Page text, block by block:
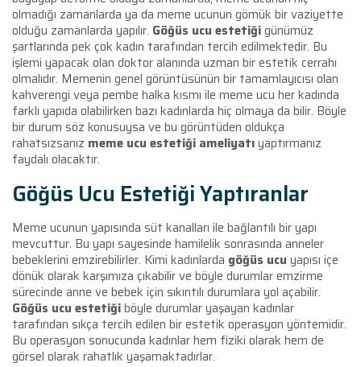
olmadığı zamanlarda ya da meme ucunun gömük bir vaziyette
olduğu zamanlarda yapılır. Göğüs ucu estetiğigünümüz
şartlarında pek çok kadın tarafından tercih edilmektedir. Bu
işlemi yapacak olan doktor alanında uzman bir estetik cerrahı
olmalıdır. Memenin genel görüntüsünün bir tamamlayıcısı olan
kahverengi veya pembe halka kısmı ile meme ucu her kadında
farklı yapıda olabilirken bazı kadınlarda hiç olmaya da bilir. Böyle
bir durum söz konusuysa ve bu görüntüden oldukça
rahatsızsanız meme ucu estetiği ameliyatıyaptırmanız
faydalı olacaktır.
Göğüs Ucu Estetiği Yaptıranlar
Meme ucunun yapısında süt kanalları ile bağlantılı bir yapı
mevcuttur. Bu yapı sayesinde hamilelik sonrasında anneler
bebeklerini emzirebilirler. Kimi kadınlarda göğüs ucu yapısı içe
dönük olarak karşımıza çıkabilir ve böyle durumlar emzirme
sürecinde anne ve bebek için sıkıntılı durumlara yol açabilir.
Göğüs ucu estetiğiböyle durumlar yaşayan kadınlar
tarafından sıkça tercih edilen bir estetik operasyon yöntemidir.
Bu operasyon sonucunda kadınlar hem fiziki olarak hem de
görsel olarak rahatlık yaşamaktadırlar.